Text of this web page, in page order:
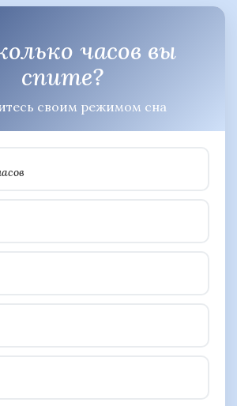
часов вы
спите?
своим режимом сна